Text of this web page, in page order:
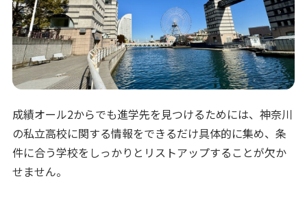
成績オール2からでも進学先を見つけるためには、神奈川
の私立高校に関する情報をできるだけ具体的に集め、条
件に合う学校をしっかりとリストアップすることが欠か
せません。